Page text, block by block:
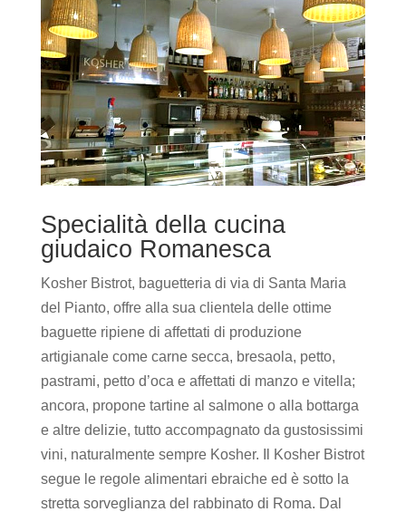
Specialità della cucina
giudaico Romanesca
Kosher Bistrot, baguetteria di via di Santa Maria
del Pianto, offre alla sua clientela delle ottime
baguette ripiene di affettati di produzione
artigianale come carne secca, bresaola, petto,
pastrami, petto d’oca e affettati di manzo e vitella;
ancora, propone tartine al salmone o alla bottarga
e altre delizie, tutto accompagnato da gustosissimi
vini, naturalmente sempre Kosher. Il Kosher Bistrot
segue le regole alimentari ebraiche ed è sotto la
stretta sorveglianza del rabbinato di Roma. Dal